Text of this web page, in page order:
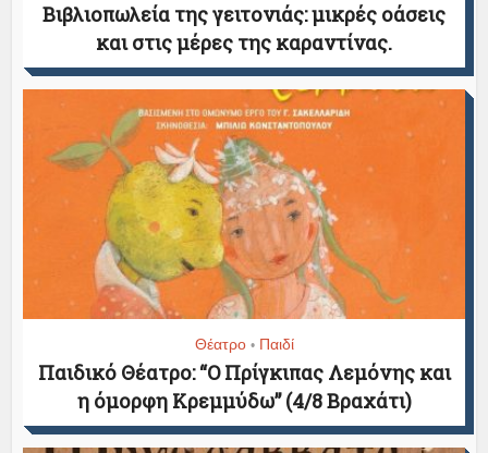
Βιβλιοπωλεία της γειτονιάς: μικρές οάσεις
και στις μέρες της καραντίνας.
Θέατρο • Παιδί
Παιδικό Θέατρο: “Ο Πρίγκιπας Λεμόνης και
η όμορφη Κρεμμύδω” (4/8 Βραχάτι)